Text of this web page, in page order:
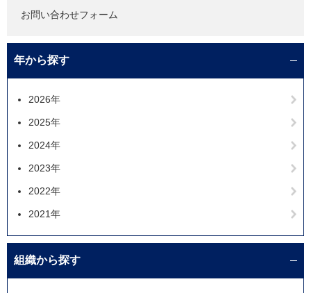
お問い合わせフォーム
年から探す
2026年
2025年
2024年
2023年
2022年
2021年
組織から探す